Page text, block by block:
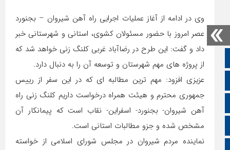
صفحه نخست
تالار گفتمان
اپلیکیشن سایت
وی در ادامه از آغاز عملیات اجرایی راه آهن شیروان – بجنورد
عصر امروز با حضور مسئولان کشوی، استانی و شهرستانی خبر
داد و گفت: این طرح در رضاآباد غربی کلنگ زنی خواهد شد که
از پروژه های مهم شهرستان و توسعه آن را به دنبال دارد.
عزیزی افزود: مهم ترین مطالبه ای که در این سفر از رییس
جمهوری محترم و هیئت همراه درخواست داریم کلنگ زنی راه
آهن شیروان- بجنورد- اسفراین- نقاب است که پیمانکار آن
مشخص شده و جزو مطالبات استانی است.
نماینده مردم شیروان در مجلس شورای اسلامی از خواسته